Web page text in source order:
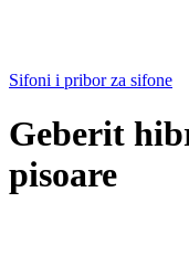
Sifoni i pribor za sifone
Geberit
pisoare